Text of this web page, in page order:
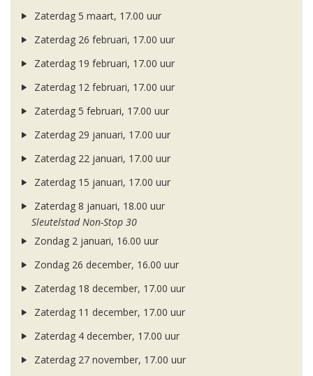
Zaterdag 5 maart, 17.00 uur
Zaterdag 26 februari, 17.00 uur
Zaterdag 19 februari, 17.00 uur
Zaterdag 12 februari, 17.00 uur
Zaterdag 5 februari, 17.00 uur
Zaterdag 29 januari, 17.00 uur
Zaterdag 22 januari, 17.00 uur
Zaterdag 15 januari, 17.00 uur
Zaterdag 8 januari, 18.00 uur
Sleutelstad Non-Stop 30
Zondag 2 januari, 16.00 uur
Zondag 26 december, 16.00 uur
Zaterdag 18 december, 17.00 uur
Zaterdag 11 december, 17.00 uur
Zaterdag 4 december, 17.00 uur
Zaterdag 27 november, 17.00 uur